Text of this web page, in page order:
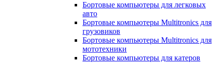
Бортовые компьютеры для легковых
авто
Бортовые компьютеры Multitronics для
грузовиков
Бортовые компьютеры Multitronics для
мототехники
Бортовые компьютеры для катеров